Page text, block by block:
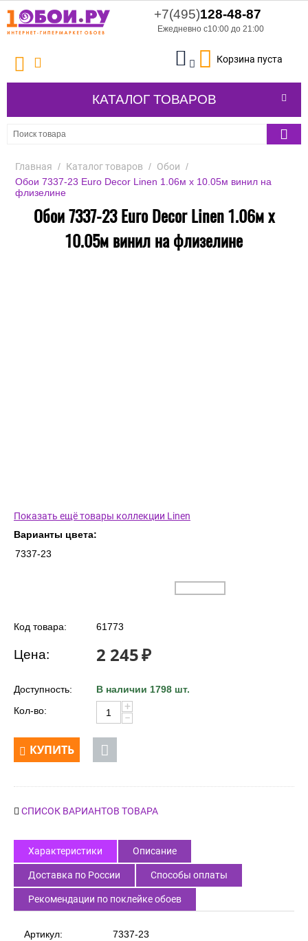
+7(495)128-48-87
Ежедневно с10:00 до 21:00
Корзина пуста
КАТАЛОГ ТОВАРОВ
Главная / Каталог товаров / Обои /
Обои 7337-23 Euro Decor Linen 1.06м x 10.05м винил на
флизелине
Обои 7337-23 Euro Decor Linen 1.06м x
10.05м винил на флизелине
Показать ещё товары коллекции Linen
Варианты цвета:
7337-23
Код товара: 61773
Цена: 2 245₽
Доступность:
В наличии 1798 шт.
Кол-во:
+
−
КУПИТЬ
СПИСОК ВАРИАНТОВ ТОВАРА
Характеристики Описание
Доставка по России Способы оплаты
Рекомендации по поклейке обоев
Артикул: 7337-23